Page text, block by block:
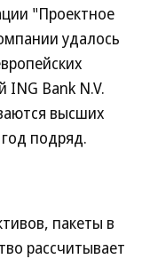
"Проектное
удалось
ING Bank N.V.
высших
подряд.
пакеты в
рассчитывает